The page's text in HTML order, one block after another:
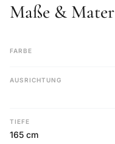
Maße &
FARBE
AUSRICHTUNG
TIEFE
165 cm